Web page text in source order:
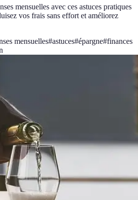
mensuelles avec ces astuces pratiques
vos frais sans effort et améliorez
mensuelles#astuces#épargne#finances